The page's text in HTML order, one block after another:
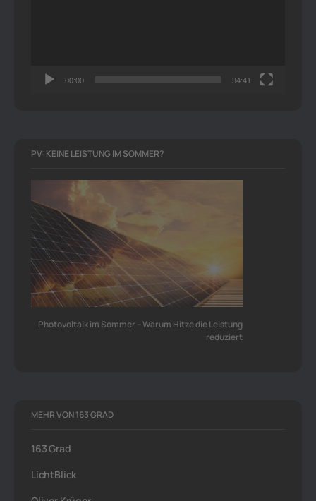
00:00 34:41
PV: KEINE LEISTUNG IM SOMMER?
Photovoltaik im Sommer – Warum Hitze die Leistung
reduziert
MEHR VON 163 GRAD
163 Grad
LichtBlick